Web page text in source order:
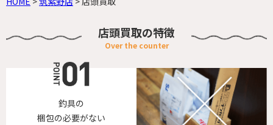
店頭買取の特徴
釣具の
梱包の必要がない